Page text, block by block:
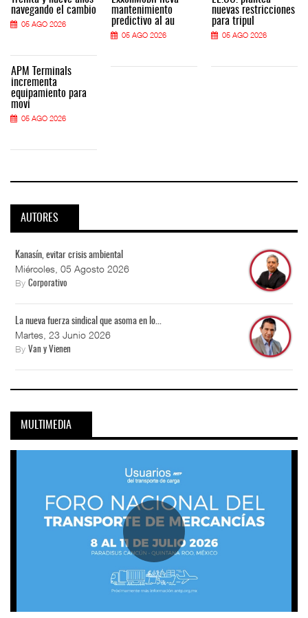
navegando el cambio
05 AGO 2026
APM Terminals
incrementa
equipamiento para
movi
05 AGO 2026
mantenimiento
predictivo al au
05 AGO 2026
nuevas restricciones
para tripul
05 AGO 2026
AUTORES
Kanasín, evitar crisis ambiental
Miércoles, 05 Agosto 2026
By Corporativo
La nueva fuerza sindical que asoma en lo...
Martes, 23 Junio 2026
By Van y Vienen
MULTIMEDIA